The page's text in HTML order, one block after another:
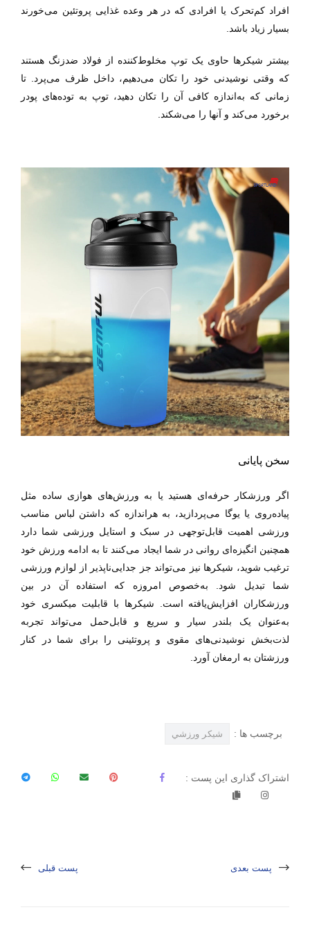
افراد کم‌تحرک یا افرادی که در هر وعده غذایی پروتئین می‌خورند
بسیار زیاد باشد.
بیشتر شیکرها حاوی یک توپ مخلوط‌کننده از فولاد ضدزنگ هستند
که وقتی نوشیدنی خود را تکان می‌دهیم، داخل ظرف می‌پرد. تا
زمانی که به‌اندازه کافی آن را تکان دهید، توپ به توده‌های پودر
برخورد می‌کند و آنها را می‌شکند.
سخن پایانی
اگر ورزشکار حرفه‌ای هستید یا به ورزش‌های هوازی ساده مثل
پیاده‌روی یا یوگا می‌پردازید، به هراندازه که داشتن لباس مناسب
ورزشی اهمیت قابل‌توجهی در سبک و استایل ورزشی شما دارد
همچنین انگیزه‌ای روانی در شما ایجاد می‌کنند تا به ادامه ورزش خود
ترغیب شوید، شیکرها نیز می‌تواند جز جدایی‌ناپذیر از لوازم ورزشی
شما تبدیل شود. به‌خصوص امروزه که استفاده آن در بین
ورزشکاران افزایش‌یافته است. شیکرها با قابلیت میکسری خود
به‌عنوان یک بلندر سیار و سریع و قابل‌حمل می‌تواند تجربه
لذت‌بخش نوشیدنی‌های مقوی و پروتئینی را برای شما در کنار
ورزشتان به ارمغان آورد.
برچسب ها : شيکر ورزشي
اشتراک گذاری این پست :
پست قبلی پست بعدی